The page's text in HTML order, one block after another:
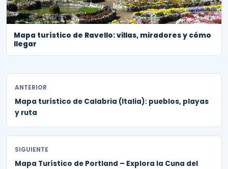
Mapa turístico de Ravello: villas, miradores y cómo
llegar
ANTERIOR
Mapa turístico de Calabria (Italia): pueblos, playas
y ruta
SIGUIENTE
Mapa Turístico de Portland – Explora la Cuna del